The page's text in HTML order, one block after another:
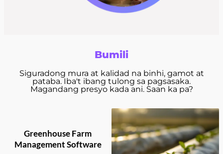
Bumili
Siguradong mura at kalidad na binhi, gamot at
pataba. Iba't ibang tulong sa pagsasaka.
Magandang presyo kada ani. Saan ka pa?
Greenhouse Farm
Management Software